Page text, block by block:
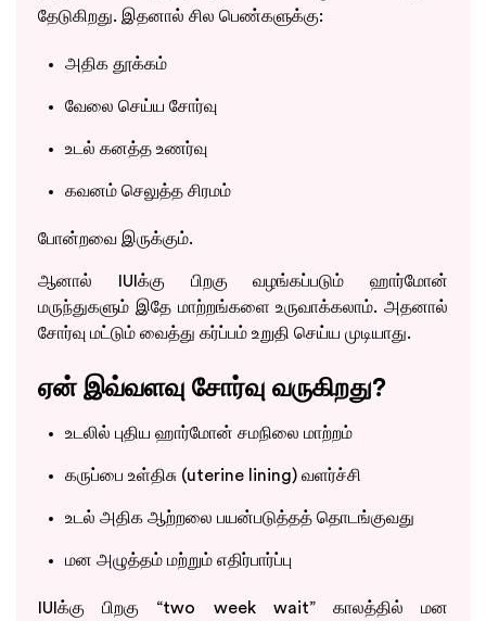
தேடுகிறது. இதனால் சில பெண்களுக்கு:
அதிக தூக்கம்
வேலை செய்ய சோர்வு
உடல் கனத்த உணர்வு
கவனம் செலுத்த சிரமம்
போன்றவை இருக்கும்.
ஆனால் IUIக்கு பிறகு வழங்கப்படும் ஹார்மோன்
மருந்துகளும் இதே மாற்றங்களை உருவாக்கலாம். அதனால்
சோர்வு மட்டும் வைத்து கர்ப்பம் உறுதி செய்ய முடியாது.
ஏன் இவ்வளவு சோர்வு வருகிறது?
உடலில் புதிய ஹார்மோன் சமநிலை மாற்றம்
கருப்பை உள்திசு (uterine lining) வளர்ச்சி
உடல் அதிக ஆற்றலை பயன்படுத்தத் தொடங்குவது
மன அழுத்தம் மற்றும் எதிர்பார்ப்பு
IUIக்கு பிறகு “two week wait” காலத்தில் மன